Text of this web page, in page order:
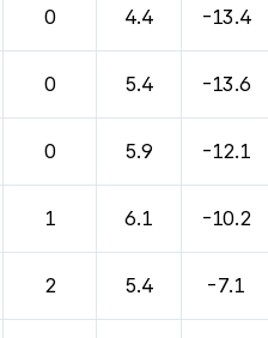
0 4.4 -13.4
0 5.4 -13.6
0 5.9 -12.1
1 6.1 -10.2
2 5.4 -7.1